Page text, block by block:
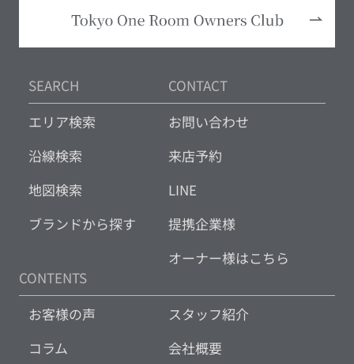
SEARCH
エリア検索
沿線検索
地図検索
ブランドから探す
CONTACT
お問い合わせ
来店予約
LINE
提携企業様
オーナー様はこちら
CONTENTS
お客様の声
コラム
スタッフ紹介
会社概要